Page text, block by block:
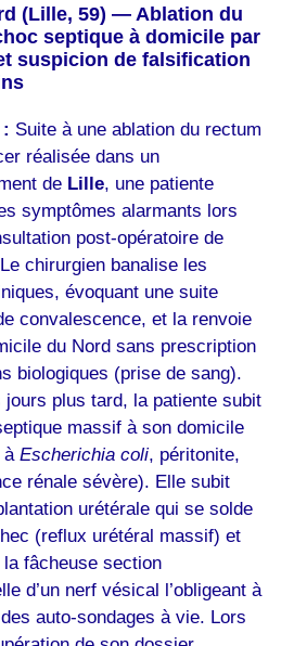
(Lille, 59) — Ablation du
septique à domicile par
suspicion de falsification
Suite à une ablation du rectum
réalisée dans un
de Lille, une patiente
symptômes alarmants lors
post-opératoire de
chirurgien banalise les
évoquant une suite
convalescence, et la renvoie
du Nord sans prescription
biologiques (prise de sang).
jours plus tard, la patiente subit
massif à son domicile
à Escherichia coli, péritonite,
rénale sévère). Elle subit
urétérale qui se solde
(reflux urétéral massif) et
fâcheuse section
d’un nerf vésical l’obligeant à
auto-sondages à vie. Lors